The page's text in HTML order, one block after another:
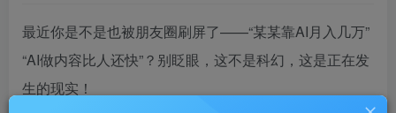
最近你是不是也被朋友圈刷屏了——“某某靠AI月入几万”
“AI做内容比人还快”？别眨眼，这不是科幻，这是正在发
生的现实！